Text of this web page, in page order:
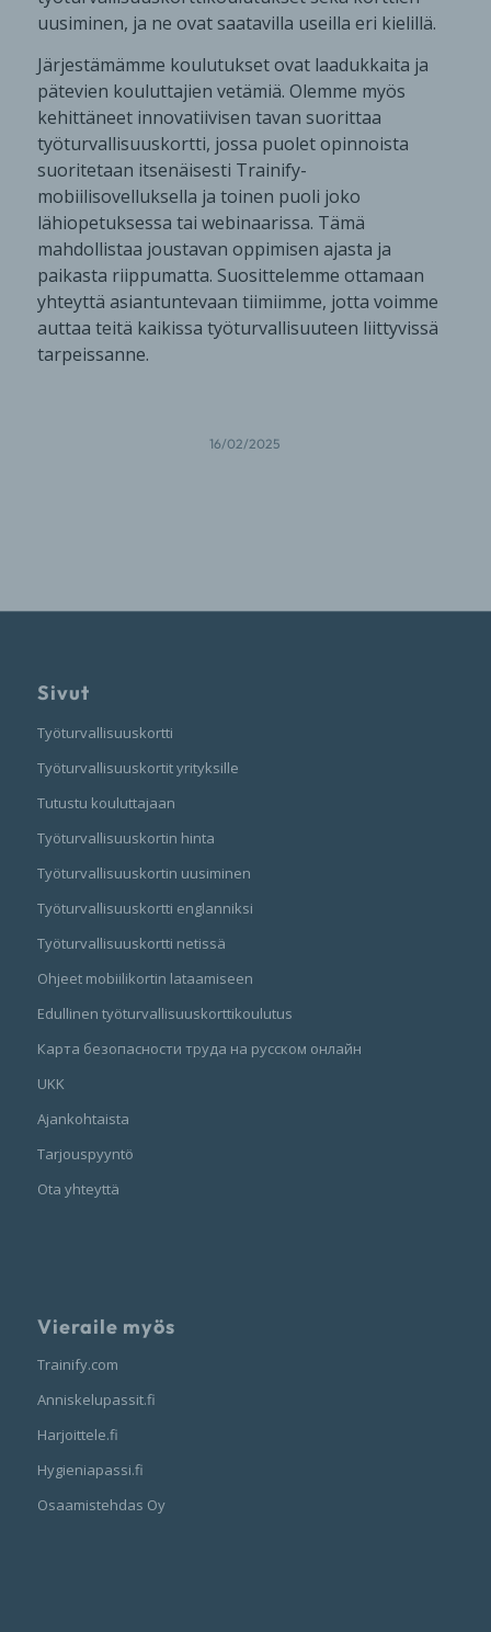
uusiminen, ja ne ovat saatavilla useilla eri kielillä.
Järjestämämme koulutukset ovat laadukkaita ja
pätevien kouluttajien vetämiä. Olemme myös
kehittäneet innovatiivisen tavan suorittaa
työturvallisuuskortti, jossa puolet opinnoista
suoritetaan itsenäisesti Trainify-
mobiilisovelluksella ja toinen puoli joko
lähiopetuksessa tai webinaarissa. Tämä
mahdollistaa joustavan oppimisen ajasta ja
paikasta riippumatta. Suosittelemme ottamaan
yhteyttä asiantuntevaan tiimiimme, jotta voimme
auttaa teitä kaikissa työturvallisuuteen liittyvissä
tarpeissanne.
16/02/2025
Sivut
Työturvallisuuskortti
Työturvallisuuskortit yrityksille
Tutustu kouluttajaan
Työturvallisuuskortin hinta
Työturvallisuuskortin uusiminen
Työturvallisuuskortti englanniksi
Työturvallisuuskortti netissä
Ohjeet mobiilikortin lataamiseen
Edullinen työturvallisuuskorttikoulutus
Карта безопасности труда на русском онлайн
UKK
Ajankohtaista
Tarjouspyyntö
Ota yhteyttä
Vieraile myös
Trainify.com
Anniskelupassit.fi
Harjoittele.fi
Hygieniapassi.fi
Osaamistehdas Oy